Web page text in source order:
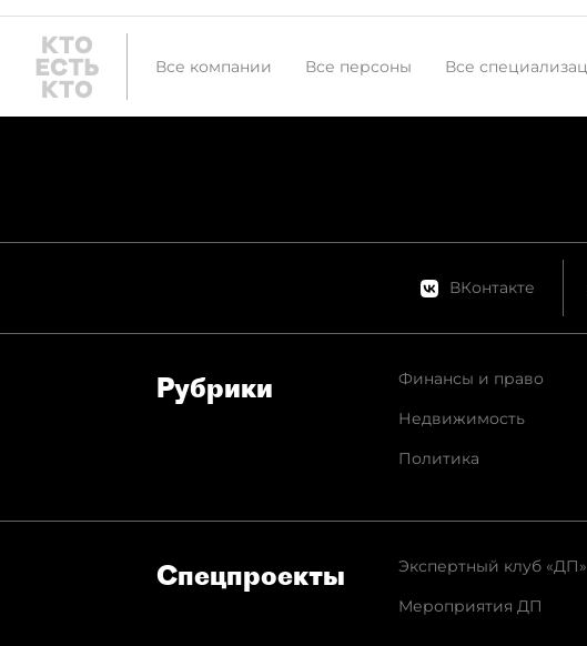
Все компании Все персоны Все
ВКонтакте
Рубрики
Финансы и право
Недвижимость
Политика
Спец­проекты
Экспертный клуб «ДП»
Мероприятия ДП